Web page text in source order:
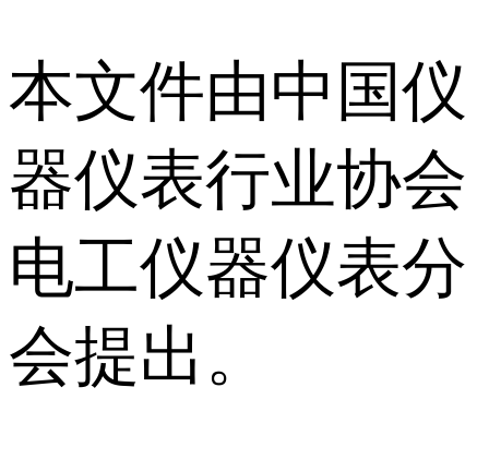
本文件由中国仪
器仪表行业协会
电工仪器仪表分
会提出。